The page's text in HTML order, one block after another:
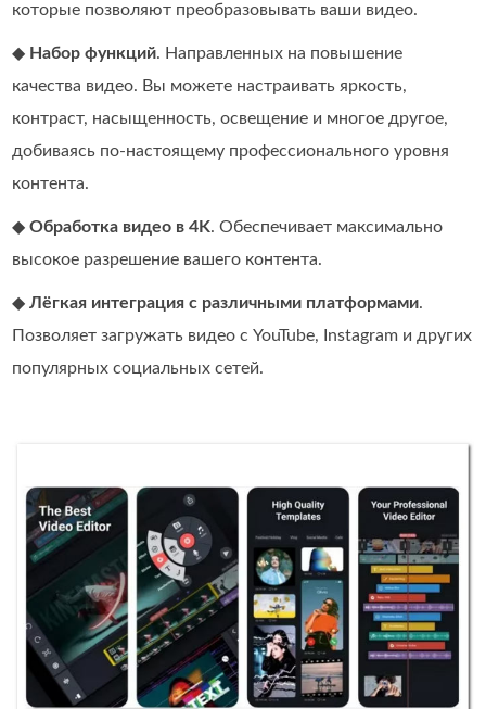
которые позволяют преобразовывать ваши видео.
◆ Набор функций. Направленных на повышение
качества видео. Вы можете настраивать яркость,
контраст, насыщенность, освещение и многое другое,
добиваясь по-настоящему профессионального уровня
контента.
◆Обработка видео в 4K. Обеспечивает максимально
высокое разрешение вашего контента.
◆Лёгкая интеграция с различными платформами.
Позволяет загружать видео с YouTube, Instagram и других
популярных социальных сетей.